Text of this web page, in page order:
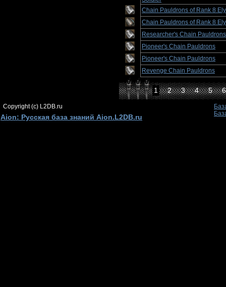
Chain Pauldrons of Rank 8
Chain Pauldrons of Rank 8
Researcher's Chain Pauldrons
Pioneer's Chain Pauldrons
Pioneer's Chain Pauldrons
Revenge Chain Pauldrons
1 2 3 4 5 6
Copyright (c) L2DB.ru
Aion: Русская база знаний Aion.L2DB.ru